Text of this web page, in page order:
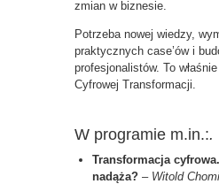
zmian w biznesie.
Potrzeba nowej wiedzy,
praktycznych case’ów i
profesjonalistów. To
Cyfrowej Transformacji.
W programie m.in.:.
Transformacja
nadąża? – Witold